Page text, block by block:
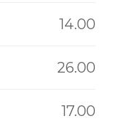
14.00
26.00
17.00